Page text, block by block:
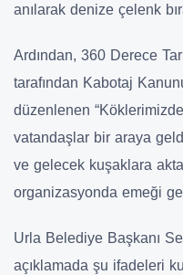
anılarak denize çelenk
Ardından, 360 Derece
tarafından Kabotaj
düzenlenen
vatandaşlar bir araya
ve gelecek kuşaklara
organizasyonda emeği
Urla Belediye Başkanı
açıklamada şu ifadeleri